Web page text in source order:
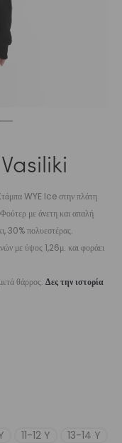
WYE Ice στην πλάτη
με άνετη και απαλή
30% πολυεστέρας.
με ύψος 1,26μ. και φοράει
θάρρος. Δες την ιστορία
11-12 Y 13-14 Y